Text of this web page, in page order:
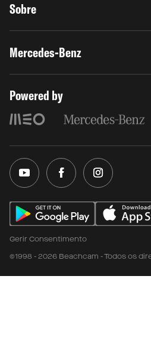
Sobre
Mercedes-Benz
Powered by
Gerir Consentimento
©1998 - 2026 Beachcam - Todos os